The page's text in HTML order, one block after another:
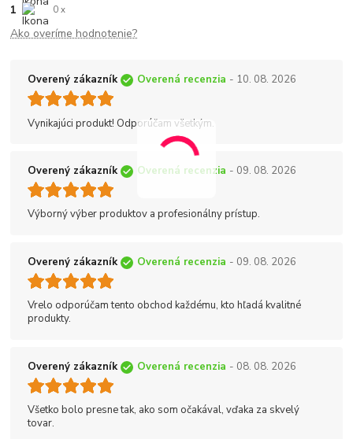
1 0 x
Ako overíme hodnotenie?
Overený zákazník Overená recenzia - 10. 08. 2026
Vynikajúci produkt! Odporúčam všetkým.
Overený zákazník Overená recenzia - 09. 08. 2026
Výborný výber produktov a profesionálny prístup.
Overený zákazník Overená recenzia - 09. 08. 2026
Vrelo odporúčam tento obchod každému, kto hľadá kvalitné
produkty.
Overený zákazník Overená recenzia - 08. 08. 2026
Všetko bolo presne tak, ako som očakával, vďaka za skvelý
tovar.